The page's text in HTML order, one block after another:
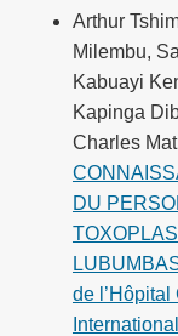
Arthur
Milembu,
Kabuayi
Kapinga
Charles
DU
de